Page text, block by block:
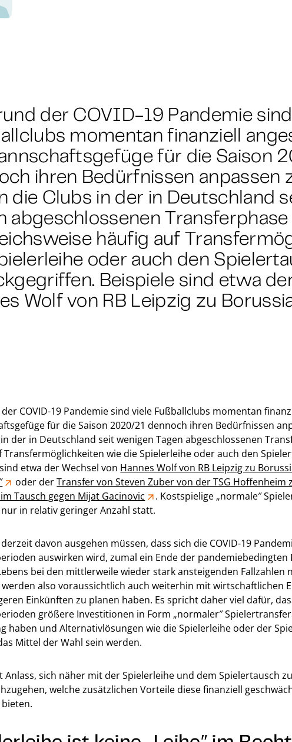
der COVID-19 Pandemie
momentan finanziell
für die Saison
ihren Bedürfnissen anpassen
die Clubs in der in Deutschland
abgeschlossenen Transferphase
häufig auf
oder auch den
Beispiele sind etwa
Wolf von RB Leipzig zu
COVID-19 Pandemie sind viele Fußballclubs momentan
für die Saison 2020/21 dennoch ihren Bedürfnissen
der in Deutschland seit wenigen Tagen abgeschlossenen
Transfermöglichkeiten wie die Spielerleihe oder auch den
etwa der Wechsel von Hannes Wolf von RB Leipzig zu
oder derTransfer von Steven Zuber von der TSG Hoffenheim
Tausch gegen Mijat Gacinovic
. Kostspielige „normale″
in relativ geringer Anzahl statt.
davon ausgehen müssen, dass sich die COVID-19
auswirken wird, zumal ein Ende der pandemiebedingten
bei den mittlerweile wieder stark ansteigenden Fallzahlen
werden also voraussichtlich auch weiterhin mit wirtschaftlichen
Einkünften zu planen haben. Es spricht daher viel dafür,
größere Investitionen in Form „normaler″
haben und Alternativlösungen wie die Spielerleihe oder der
Mittel der Wahl sein werden.
Anlass, sich näher mit der Spielerleihe und dem Spielertausch
welche zusätzlichen Vorteile diese finanziell
bieten.